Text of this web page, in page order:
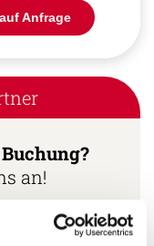
auf Anfrage
an!